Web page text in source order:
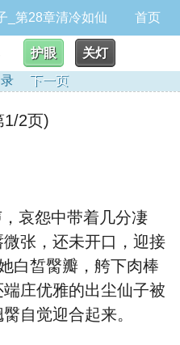
_第28章清冷如仙 首页
护眼
关灯
下一页
2页)
哀怨中带着几分凄
张，还未开口，迎接
庄优雅的出尘仙子被
他几下揷⼲后竟然‮动扭‬翘臋自觉迎合‮来起‬。